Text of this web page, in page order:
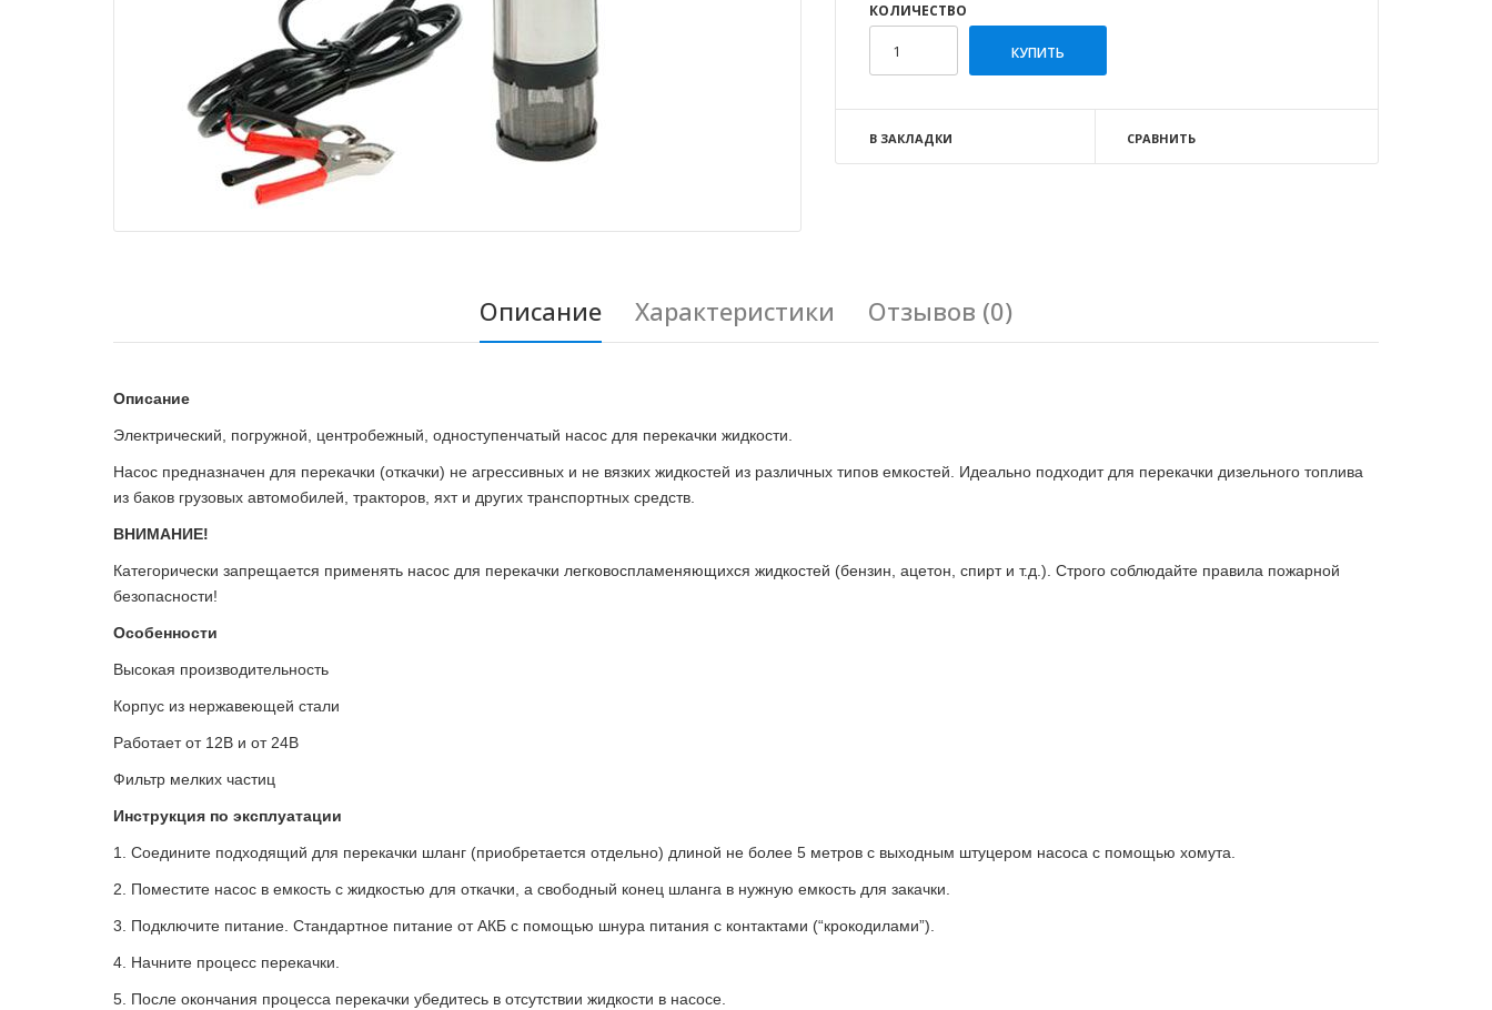
КОЛИЧЕСТВО
В ЗАКЛАДКИ СРАВНИТЬ
Описание Характеристики Отзывов (0)
Описание
Электрический, погружной, центробежный, одноступенчатый насос для перекачки жидкости.
Насос предназначен для перекачки (откачки) не агрессивных и не вязких жидкостей из различных типов емкостей. Идеально подходит для перекачки дизельного топлива
из баков грузовых автомобилей, тракторов, яхт и других транспортных средств.
ВНИМАНИЕ!
Категорически запрещается применять насос для перекачки легковоспламеняющихся жидкостей (бензин, ацетон, спирт и т.д.). Строго соблюдайте правила пожарной
безопасности!
Особенности
Высокая производительность
Корпус из нержавеющей стали
Работает от 12В и от 24В
Фильтр мелких частиц
Инструкция по эксплуатации
1. Соедините подходящий для перекачки шланг (приобретается отдельно) длиной не более 5 метров с выходным штуцером насоса с помощью хомута.
2. Поместите насос в емкость с жидкостью для откачки, а свободный конец шланга в нужную емкость для закачки.
3. Подключите питание. Стандартное питание от АКБ с помощью шнура питания с контактами (“крокодилами”).
4. Начните процесс перекачки.
5. После окончания процесса перекачки убедитесь в отсутствии жидкости в насосе.